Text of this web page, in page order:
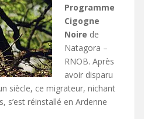
Programme
Cigogne
Noire de
Natagora –
RNOB. Après
avoir disparu
siècle, ce migrateur, nichant
s’est réinstallé en Ardenne